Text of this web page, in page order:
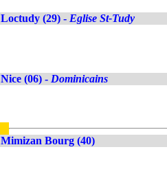
Loctudy (29) - Eglise St-Tudy
Nice (06) - Dominicains
Mimizan Bourg (40)